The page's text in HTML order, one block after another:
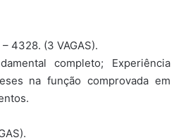
– 4328. (3 VAGAS).
completo; Experiência
na função comprovada em